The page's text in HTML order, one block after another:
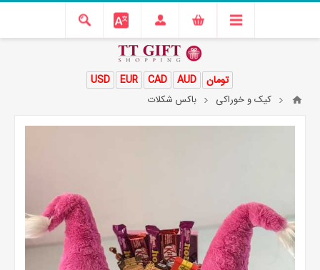
USD EUR CAD AUD تومان
کیک و خوراکی باکس شکلات